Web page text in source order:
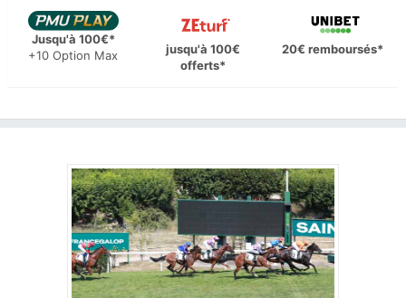
Jusqu'à 100€*
+10 Option Max
jusqu'à 100€
offerts*
20€ remboursés*